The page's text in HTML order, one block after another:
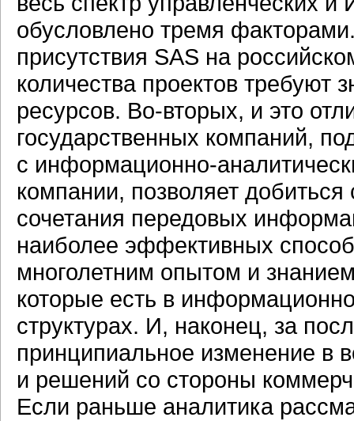
обусловлено тремя
присутствия SAS на
количества проектов требуют
ресурсов. Во-вторых, и это
государственных компаний,
с информационно-
компании, позволяет
сочетания передовых
наиболее эффективных
многолетним опытом и
которые есть в
структурах. И, наконец, за
принципиальное изменение в
и решений со стороны
Если раньше аналитика